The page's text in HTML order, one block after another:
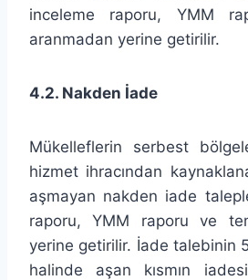
inceleme raporu, YMM
aranmadan yerine getirilir.
4.2. Nakden İade
Mükelleflerin serbest
hizmet ihracından
aşmayan nakden iade
raporu, YMM raporu ve
yerine getirilir. İade talebinin
halinde aşan kısmın